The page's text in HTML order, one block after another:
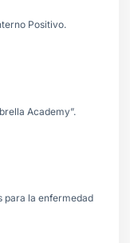
Positivo.
Academy”.
para la enfermedad